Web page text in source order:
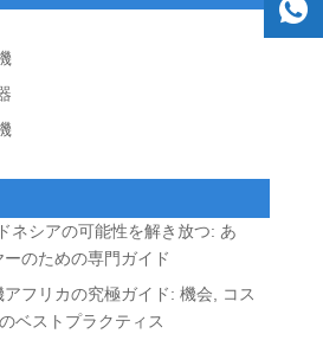
ネシアの可能性を解き放つ: あ
のための専門ガイド
フリカの究極ガイド: 機会, コス
ベストプラクティス